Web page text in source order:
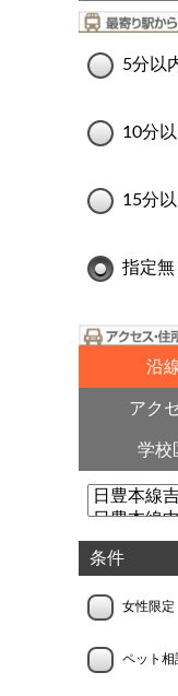
5分以
10分
15分
指定無
沿
アク
学校
条件
女性限定
ペット相